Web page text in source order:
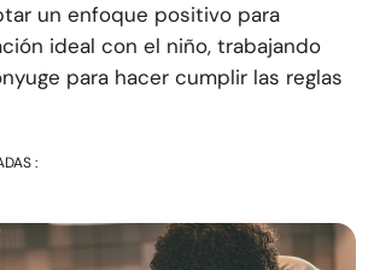
un enfoque positivo para
ideal con el niño, trabajando
para hacer cumplir las reglas
: